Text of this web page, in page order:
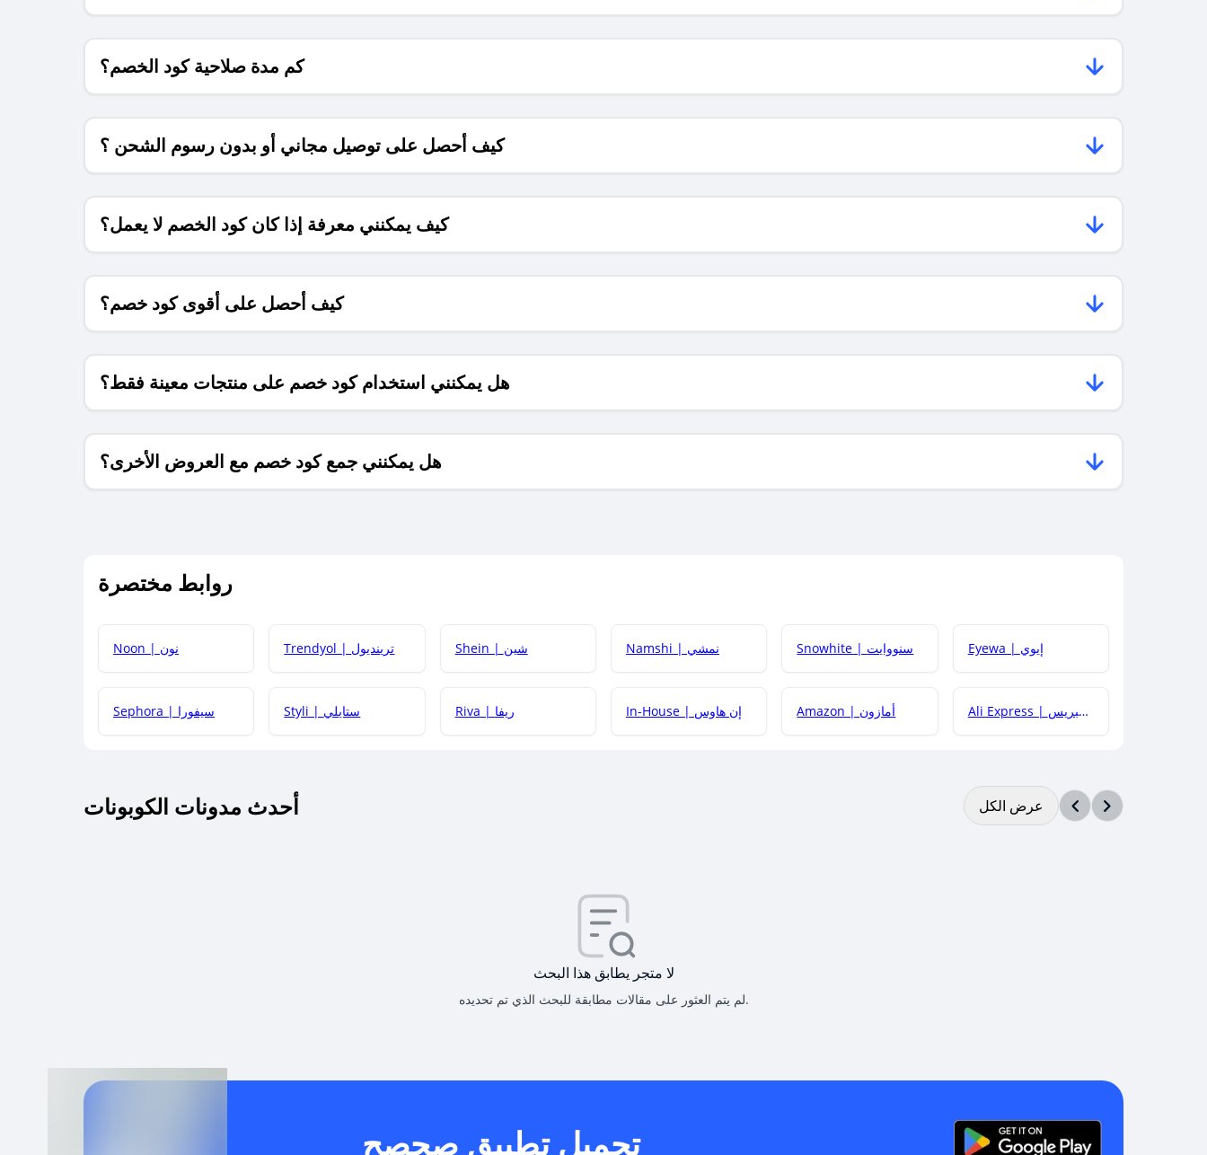
كم مدة صلاحية كود الخصم؟
كيف أحصل على توصيل مجاني أو بدون رسوم الشحن ؟
كيف يمكنني معرفة إذا كان كود الخصم لا يعمل؟
كيف أحصل على أقوى كود خصم؟
هل يمكنني استخدام كود خصم على منتجات معينة فقط؟
هل يمكنني جمع كود خصم مع العروض الأخرى؟
روابط مختصرة
Noon | نون Trendyol | ترينديول Shein | شين Namshi | نمشي Snowhite | سنووايت Eyewa | إيوي
Sephora | سيفورا Styli | ستايلي Riva | ريفا In-House | إن هاوس Amazon | أمازون Ali Express | علي إكسبريس
أحدث مدونات الكوبونات عرض الكل
لا متجر يطابق هذا البحث
لم يتم العثور على مقالات مطابقة للبحث الذي تم تحديده.
تحميل تطبيق صحصح